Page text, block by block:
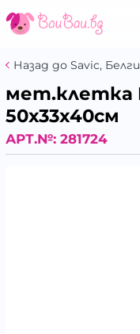
Назад до Savic,
мет.клетка
50х33х40см
АРТ.№: 281724